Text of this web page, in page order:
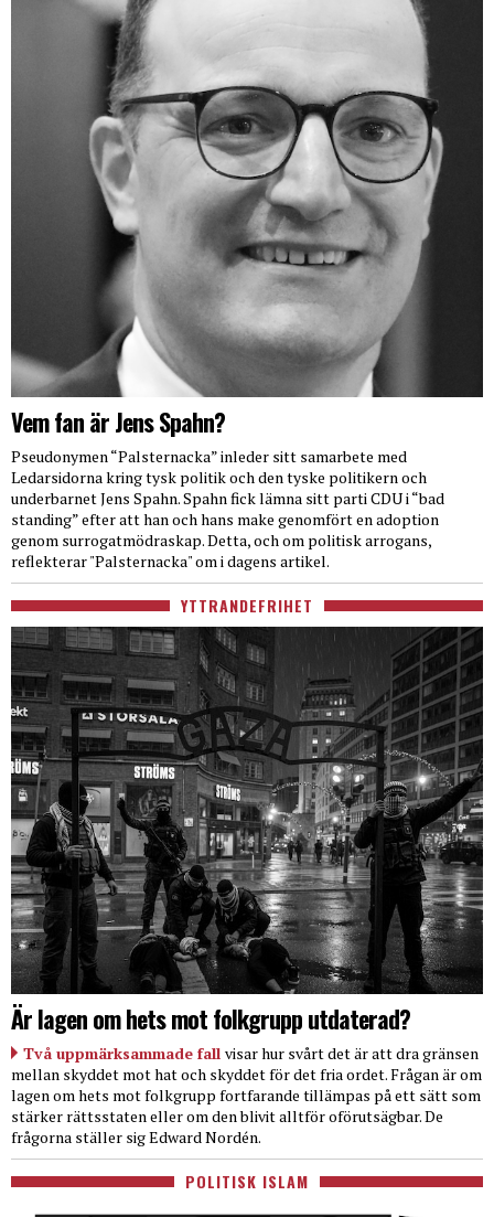
Vem fan är Jens Spahn?
Pseudonymen “Palsternacka” inleder sitt samarbete med
Ledarsidorna kring tysk politik och den tyske politikern och
underbarnet Jens Spahn. Spahn fick lämna sitt parti CDU i “bad
standing” efter att han och hans make genomfört en adoption
genom surrogatmödraskap. Detta, och om politisk arrogans,
reflekterar "Palsternacka" om i dagens artikel.
YTTRANDEFRIHET
Är lagen om hets mot folkgrupp utdaterad?
Två uppmärksammade fall visar hur svårt det är att dra gränsen
mellan skyddet mot hat och skyddet för det fria ordet. Frågan är om
lagen om hets mot folkgrupp fortfarande tillämpas på ett sätt som
stärker rättsstaten eller om den blivit alltför oförutsägbar. De
frågorna ställer sig Edward Nordén.
POLITISK ISLAM